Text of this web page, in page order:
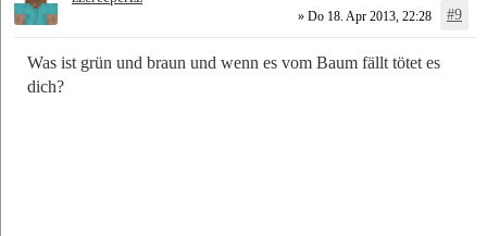
» Do 18. Apr 2013, 22:28 #9
Was ist grün und braun und wenn es vom Baum fällt tötet es
dich?